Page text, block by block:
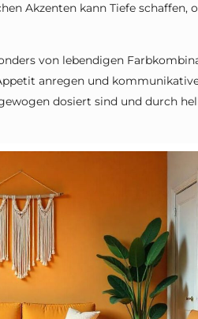
Akzenten kann Tiefe schaffen,
von lebendigen
anregen und
dosiert sind und durch